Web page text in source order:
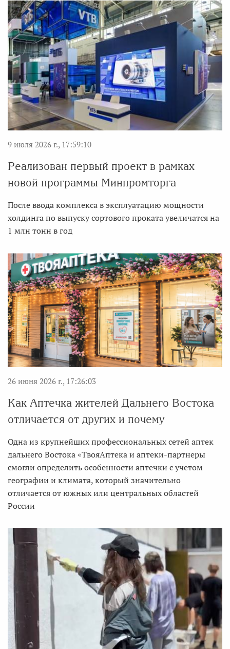
9 июля 2026 г., 17:59:10
Реализован первый проект в рамках
новой программы Минпромторга
После ввода комплекса в эксплуатацию мощности
холдинга по выпуску сортового проката увеличатся на
1 млн тонн в год
26 июня 2026 г., 17:26:03
Как Аптечка жителей Дальнего Востока
отличается от других и почему
Одна из крупнейших профессиональных сетей аптек
дальнего Востока «ТвояАптека и аптеки-партнеры
смогли определить особенности аптечки с учетом
географии и климата, который значительно
отличается от южных или центральных областей
России